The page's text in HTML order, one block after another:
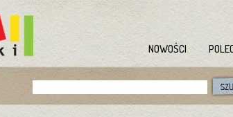
NOWOŚCI